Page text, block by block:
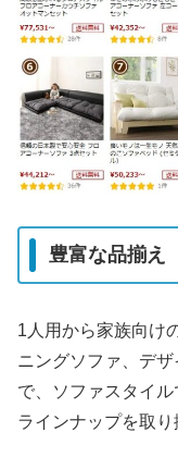
豊富な品揃え
1人用から家族向け
ニングソファ、デ
で、ソファスタイ
ラインナップを取り